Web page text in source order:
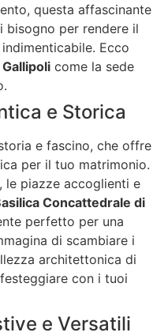
questa affascinante
per rendere il
Ecco
Gallipoli come la sede
e Storica
e fascino, che offre
per il tuo matrimonio.
, le piazze accoglienti e
Concattedrale di
perfetto per una
di scambiare i
architettonica di
con i tuoi
e Versatili